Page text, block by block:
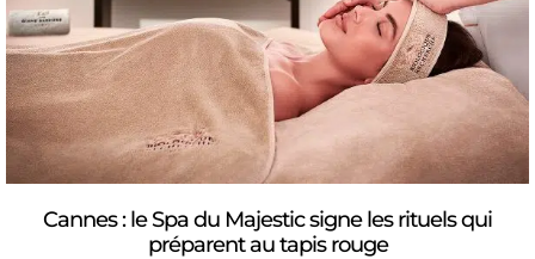
Cannes : le Spa du Majestic signe les rituels qui
préparent au tapis rouge